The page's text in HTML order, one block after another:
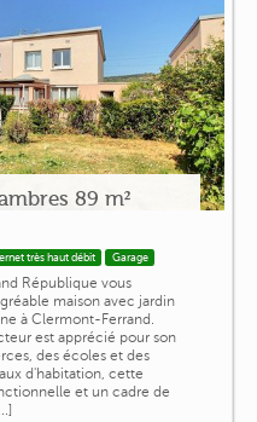
89 m²
très haut débit Garage
République vous
maison avec jardin
à Clermont-Ferrand.
est apprécié pour son
des écoles et des
d'habitation, cette
et un cadre de